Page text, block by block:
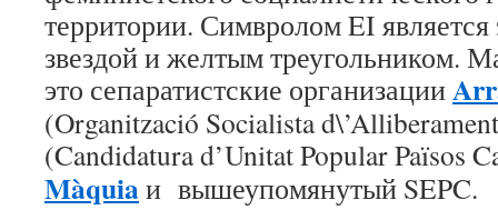
территории. Симвролом EI является
звездой и желтым треугольником.
это сепаратистские организации
(Organització Socialista
(Candidatura d’Unitat Popular Països
Màquiaи вышеупомянутый SEPC.